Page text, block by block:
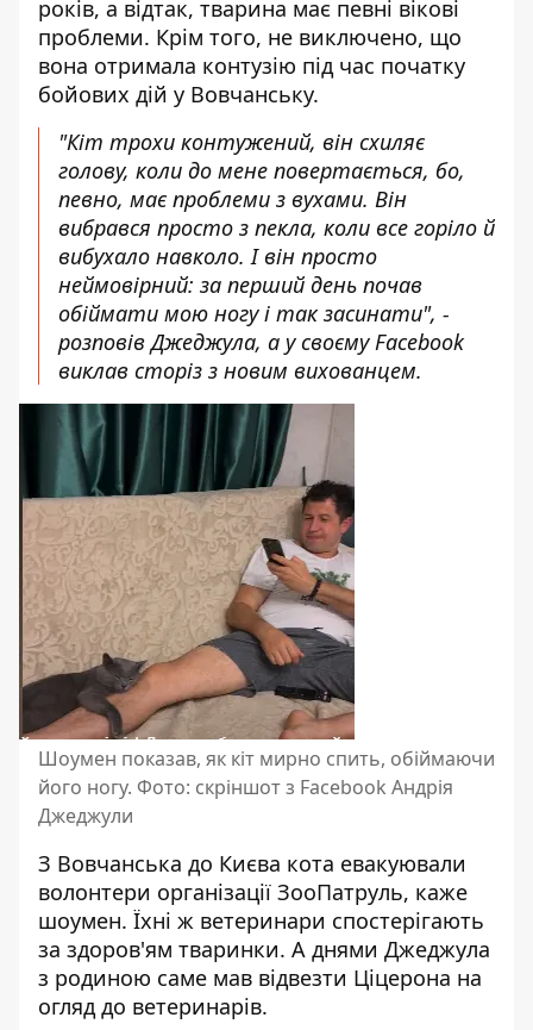
років, а відтак, тварина має певні вікові
проблеми. Крім того, не виключено, що
вона отримала контузію під час початку
бойових дій у Вовчанську.
"Кіт трохи контужений, він схиляє
голову, коли до мене повертається, бо,
певно, має проблеми з вухами. Він
вибрався просто з пекла, коли все горіло й
вибухало навколо. І він просто
неймовірний: за перший день почав
обіймати мою ногу і так засинати", -
розповів Джеджула, а у своєму Facebook
виклав сторіз з новим вихованцем.
Шоумен показав, як кіт мирно спить, обіймаючи
його ногу. Фото: скріншот з Facebook Андрія
Джеджули
З Вовчанська до Києва кота евакуювали
волонтери організації ЗооПатруль, каже
шоумен. Їхні ж ветеринари спостерігають
за здоров'ям тваринки. А днями Джеджула
з родиною саме мав відвезти Ціцерона на
огляд до ветеринарів.